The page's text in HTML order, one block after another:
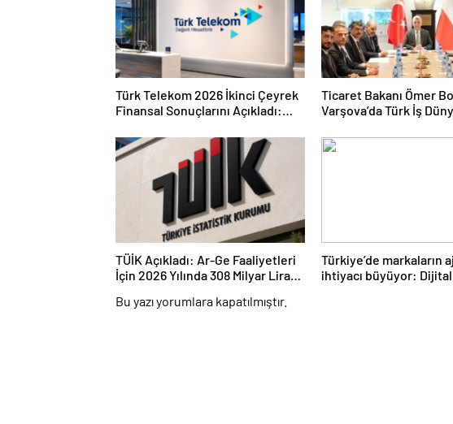
Türk Telekom 2026 İkinci Çeyrek
Finansal Sonuçlarını Açıkladı:
Ticaret Bakanı Ömer
Varşova’da Türk İş
Milyar Dolara Ulaştı
TÜİK Açıkladı: Ar-Ge Faaliyetleri
İçin 2026 Yılında 308 Milyar Lira
Türkiye’de markaların
ihtiyacı büyüyor:
Bu yazı yorumlara kapatılmıştır.